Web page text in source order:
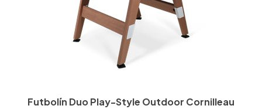
Futbolín Duo Play-Style Outdoor Cornilleau